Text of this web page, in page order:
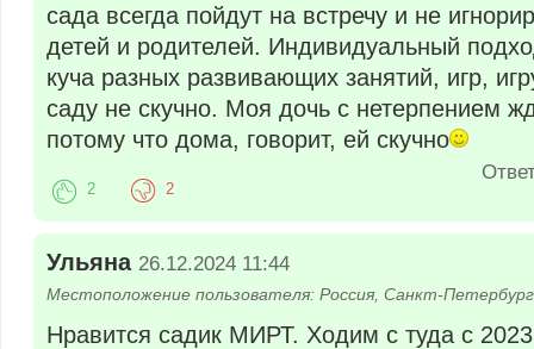
сада всегда пойдут на встречу и не
детей и родителей. Индивидуальный
куча разных развивающих занятий, игр,
саду не скучно. Моя дочь с нетерпением
потому что дома, говорит, ей скучно
2 2
Ульяна 26.12.2024 11:44
Местоположение пользователя: Россия, Санкт-Петербург
Нравится садик МИРТ. Ходим с туда с